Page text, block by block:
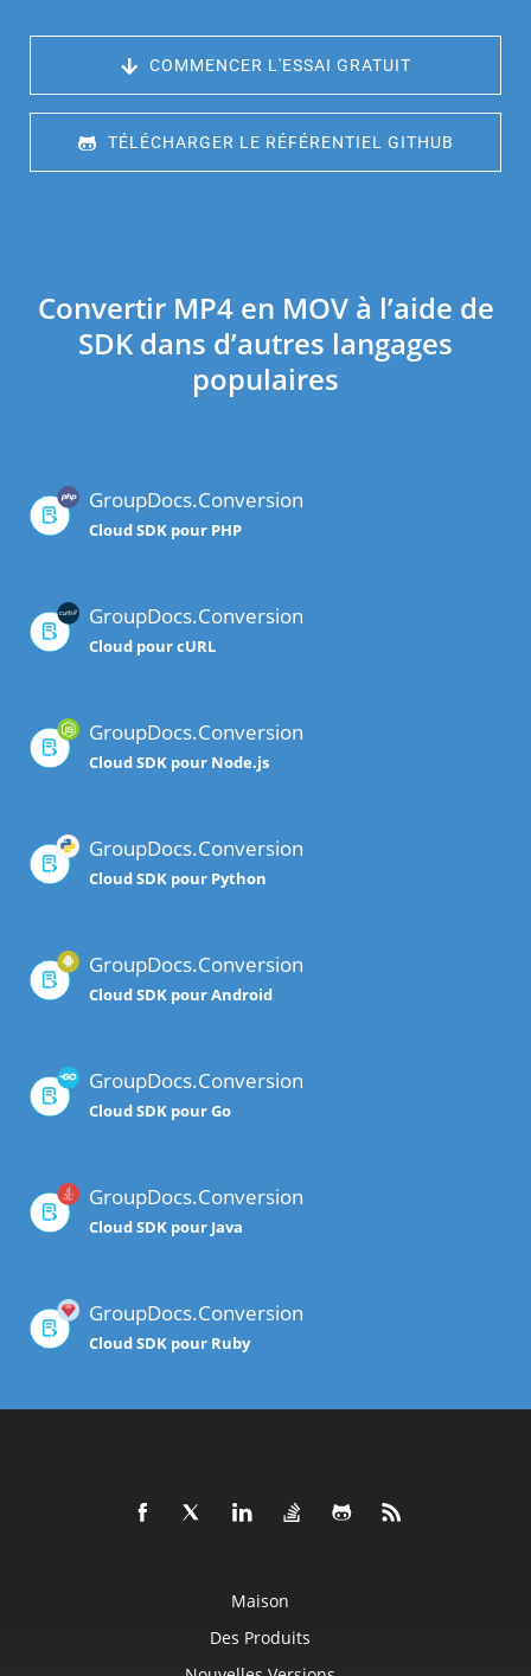
COMMENCER L'ESSAI GRATUIT
TÉLÉCHARGER LE RÉFÉRENTIEL GITHUB
Convertir MP4 en MOV à l’aide de
SDK dans d’autres langages
populaires
GroupDocs.Conversion
Cloud SDK pour PHP
GroupDocs.Conversion
Cloud pour cURL
GroupDocs.Conversion
Cloud SDK pour Node.js
GroupDocs.Conversion
Cloud SDK pour Python
GroupDocs.Conversion
Cloud SDK pour Android
GroupDocs.Conversion
Cloud SDK pour Go
GroupDocs.Conversion
Cloud SDK pour Java
GroupDocs.Conversion
Cloud SDK pour Ruby
Maison
Des Produits